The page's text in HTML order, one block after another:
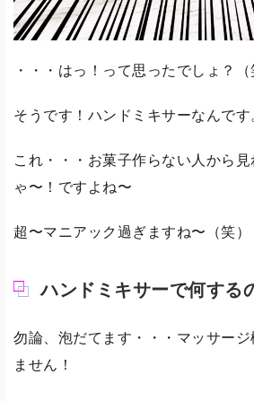
・・・はっ！って思ったでしょ？（
そうです！ハンドミキサーなんです
これ・・・お菓子作らない人から
ゃ〜！ですよね〜
超〜マニアック過ぎますね〜（笑）
ハンドミキサーで何する
勿論、泡だてます・・・マッサー
ません！